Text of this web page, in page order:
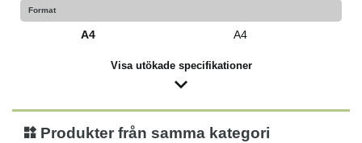
Format
A4 A4
Visa utökade specifikationer
Produkter från samma kategori